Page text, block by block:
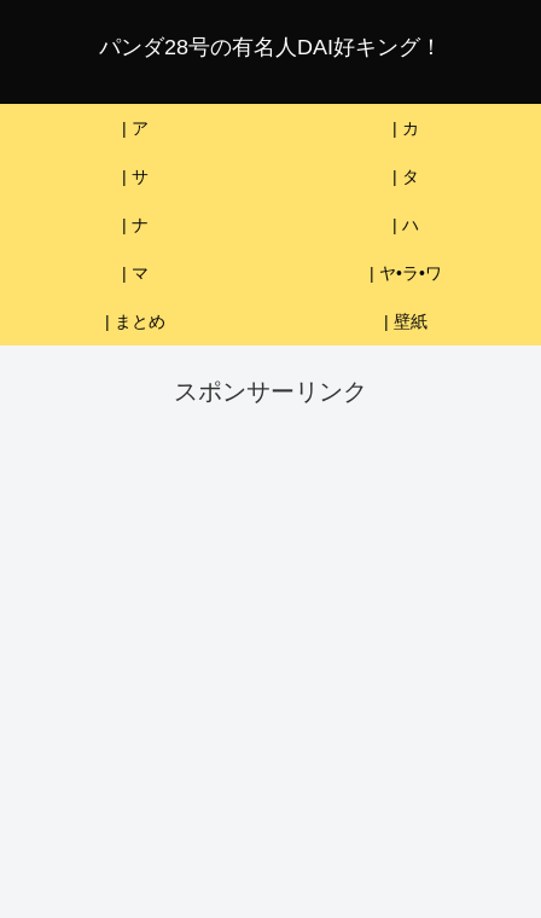
パンダ28号の有名人DAI好キング！
| ア | カ
| サ | タ
| ナ | ハ
| マ | ヤ•ラ•ワ
| まとめ | 壁紙
スポンサーリンク